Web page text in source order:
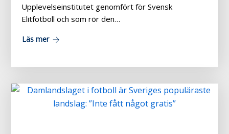
Upplevelseinstitutet genomfört för Svensk
Elitfotboll och som rör den…
Läs mer